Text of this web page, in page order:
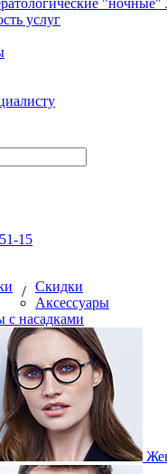
"ночные"
услуг
15
/ Скидки
Аксессуары
с насадками